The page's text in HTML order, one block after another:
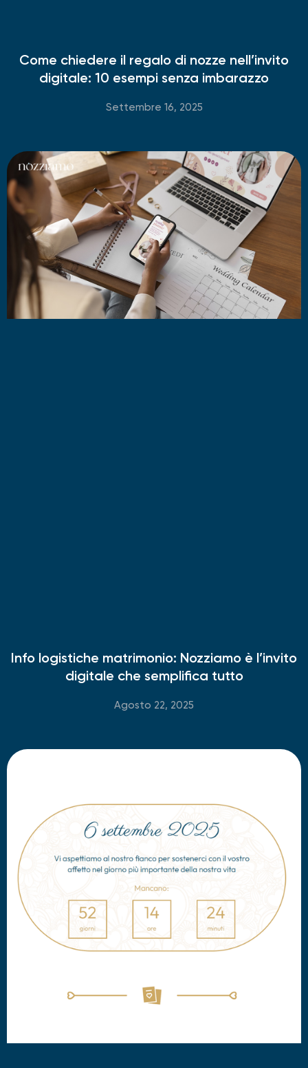
Come chiedere il regalo di nozze nell’invito
digitale: 10 esempi senza imbarazzo
Settembre 16, 2025
Info logistiche matrimonio: Nozziamo è l’invito
digitale che semplifica tutto
Agosto 22, 2025